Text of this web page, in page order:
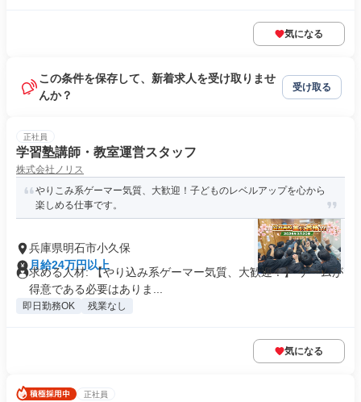
気になる
この条件を保存して、新着求人を受け取りませ
んか？
受け取る
正社員
学習塾講師・教室運営スタッフ
株式会社ノリス
やりこみ系ゲーマー気質、大歓迎！子どものレベルアップを心から
楽しめる仕事です。
兵庫県明石市小久保
月給24万円以上
求める人材: 【やり込み系ゲーマー気質、大歓迎！】 ゲームが
得意である必要はありま...
即日勤務OK 残業なし
気になる
正社員